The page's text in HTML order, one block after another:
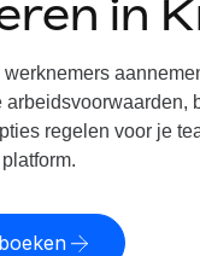
in
werknemers
arbeidsvoorwaarden,
regelen voor je